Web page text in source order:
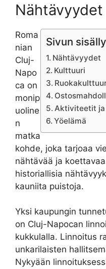
Nähtävyydet
Sivun
Nähtävyydet
Kulttuuri
Aktiviteetit ja
Yöelämä
Roma
nian
Cluj-
Napo
ca on
monip
uoline
n
matka
kohde, joka tarjoaa
nähtävää ja
historiallisia
kauniita puistoja.
Yksi kaupungin
on Cluj-Napocan
kukkulalla. Linnoitus
unkarilaisten
Nykyään